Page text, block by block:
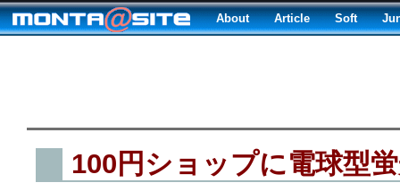
About Article Soft
100円ショップに電球型